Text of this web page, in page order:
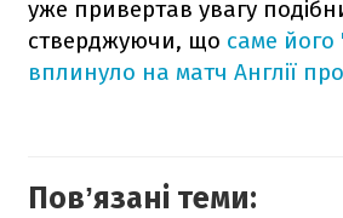
уже привертав увагу
стверджуючи, що саме його
вплинуло на матч Англії
Повʼязані теми: